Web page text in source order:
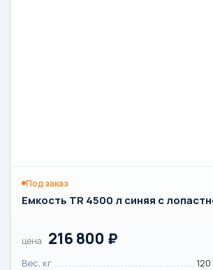
Под заказ
Емкость TR 4500 л синяя с
цена 216 800 ₽
Вес, кг
120